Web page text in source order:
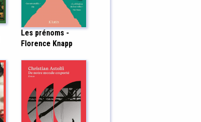
Les prénoms -
Florence Knapp